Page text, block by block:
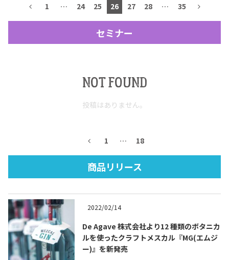
お問合せ テキーラ・メスカルが飲める
バー＆レストラン
Bar & Restaurant
1 … 24 25 26 27 28 … 35
セミナー
NOT FOUND
投稿はありません。
1 … 18
商品リリース
2022/02/14
De Agave 株式会社より12 種類のボタニカ
ルを使ったクラフトメスカル『MG(エムジ
ー)』を新発売